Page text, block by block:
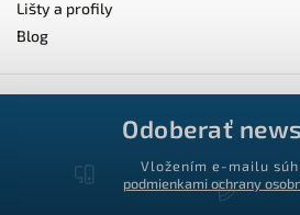
Lišty a profily
Blog
Odoberať
Vložením e-mailu
podmienkami ochrany